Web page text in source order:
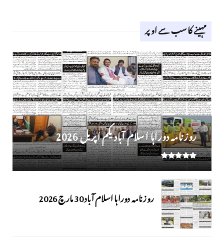
مہینے کا سب سے اوپر
روز نامہ دوراہا اسلام آباد یکم اپریل 2026
روزنامہ دوراہا اسلام آباد 30 مارچ 2026